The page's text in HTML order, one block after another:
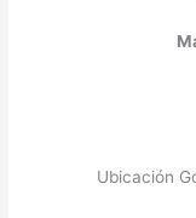
Ubicación